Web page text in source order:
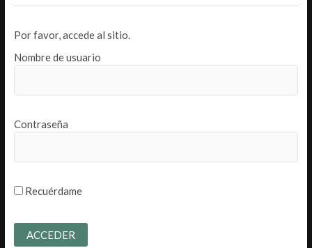
Por favor, accede al sitio.
Nombre de usuario
Contraseña
Recuérdame